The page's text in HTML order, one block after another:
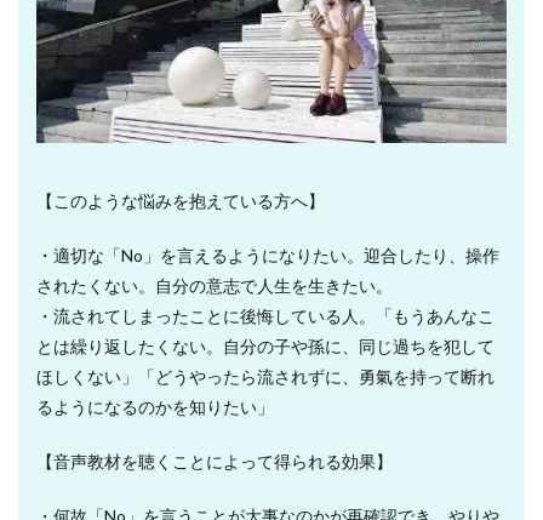
【このような悩みを抱えている方へ】
・適切な「No」を言えるようになりたい。迎合したり、操作
されたくない。自分の意志で人生を生きたい。
・流されてしまったことに後悔している人。「もうあんなこ
とは繰り返したくない。自分の子や孫に、同じ過ちを犯して
ほしくない」「どうやったら流されずに、勇氣を持って断れ
るようになるのかを知りたい」
【音声教材を聴くことによって得られる効果】
・何故「No」を言うことが大事なのかが再確認でき、やりや